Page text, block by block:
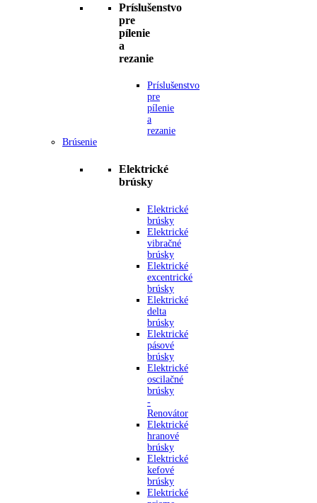
Príslušenstvo
pre
pílenie
a
rezanie
Príslušenstvo
pre
pílenie
a
rezanie
Brúsenie
Elektrické
brúsky
Elektrické
brúsky
Elektrické
vibračné
brúsky
Elektrické
excentrické
brúsky
Elektrické
delta
brúsky
Elektrické
pásové
brúsky
Elektrické
oscilačné
brúsky
-
Renovátor
Elektrické
hranové
brúsky
Elektrické
kefové
brúsky
Elektrické